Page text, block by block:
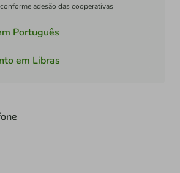
adesão das cooperativas
Português
em Libras